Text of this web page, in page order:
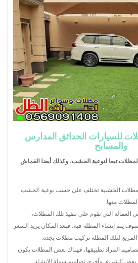
للسيارات الحدائق المدارس
والمسابح
تبعا لنوعية الخشب، وكذلك أيضا القماش
الخشبية تختلف على حسب نوعية الخشب
منها.
العمالة التي تقوم على تنفيذ تلك المظلات،
يتم إنشاء المظلة فيه، فبعد المكان يزيد السعر
لتلك المظلة تركيب مظلات بجدة.
المراد تطبيقها، فهناك بعض المظلات يكون
بعض الشيء، وآخري تصاميم سهلة الانشاء.